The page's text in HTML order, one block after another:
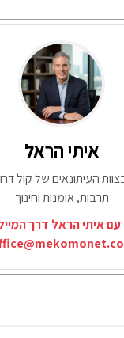
איתי הראל
העיתונאים של קול
תרבות, אומנות וחינוך
איתי הראל דרך